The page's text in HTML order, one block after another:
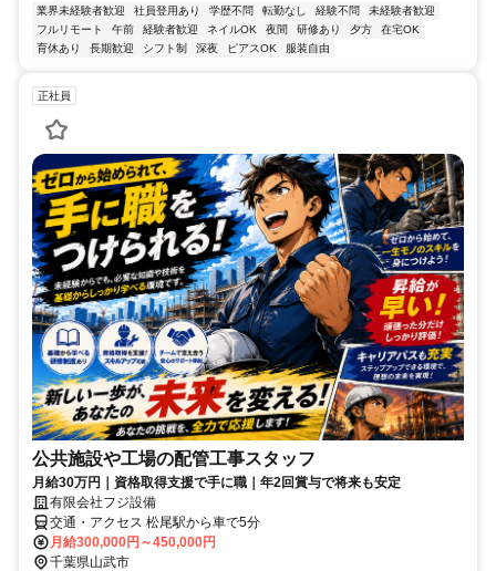
業界未経験者歓迎 社員登用あり 学歴不問 転勤なし 経験不問
未経験者歓迎
フルリモート
午前 経験者歓迎 ネイルOK 夜間 研修あり 夕方
在宅OK
育休あり
長期歓迎 シフト制 深夜 ピアスOK 服装自由
正社員
公共施設や工場の配管工事スタッフ
月給30万円｜資格取得支援で手に職｜年2回賞与で将来も安定
有限会社フジ設備
交通・アクセス 松尾駅から車で5分
月給300,000円～450,000円
千葉県山武市